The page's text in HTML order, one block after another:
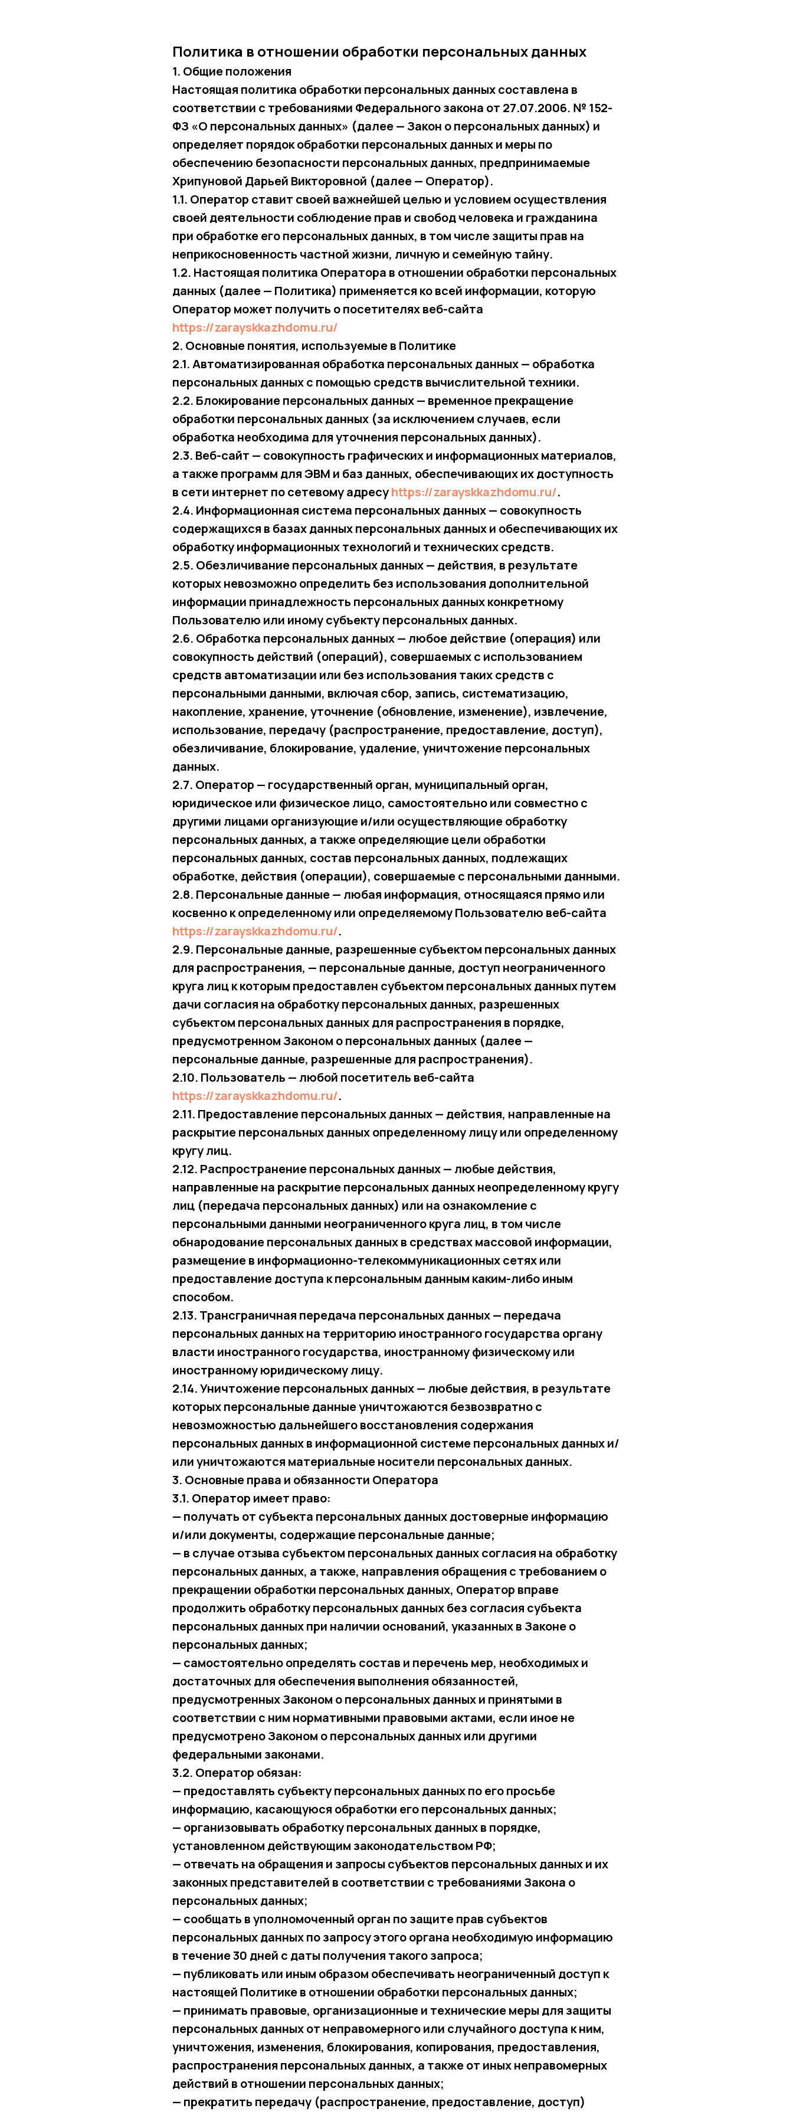
Политика в отношении обработки персональных данных
1. Общие положения
Настоящая политика обработки персональных данных составлена в
соответствии с требованиями Федерального закона от 27.07.2006. № 152-
ФЗ «О персональных данных» (далее — Закон о персональных данных) и
определяет порядок обработки персональных данных и меры по
обеспечению безопасности персональных данных, предпринимаемые
Хрипуновой Дарьей Викторовной (далее — Оператор).
1.1. Оператор ставит своей важнейшей целью и условием осуществления
своей деятельности соблюдение прав и свобод человека и гражданина
при обработке его персональных данных, в том числе защиты прав на
неприкосновенность частной жизни, личную и семейную тайну.
1.2. Настоящая политика Оператора в отношении обработки персональных
данных (далее — Политика) применяется ко всей информации, которую
Оператор может получить о посетителях веб-сайта
https://zarayskkazhdomu.ru/
2. Основные понятия, используемые в Политике
2.1. Автоматизированная обработка персональных данных — обработка
персональных данных с помощью средств вычислительной техники.
2.2. Блокирование персональных данных — временное прекращение
обработки персональных данных (за исключением случаев, если
обработка необходима для уточнения персональных данных).
2.3. Веб-сайт — совокупность графических и информационных материалов,
а также программ для ЭВМ и баз данных, обеспечивающих их доступность
в сети интернет по сетевому адресуhttps://zarayskkazhdomu.ru/.
2.4. Информационная система персональных данных — совокупность
содержащихся в базах данных персональных данных и обеспечивающих их
обработку информационных технологий и технических средств.
2.5. Обезличивание персональных данных — действия, в результате
которых невозможно определить без использования дополнительной
информации принадлежность персональных данных конкретному
Пользователю или иному субъекту персональных данных.
2.6. Обработка персональных данных — любое действие (операция) или
совокупность действий (операций), совершаемых с использованием
средств автоматизации или без использования таких средств с
персональными данными, включая сбор, запись, систематизацию,
накопление, хранение, уточнение (обновление, изменение), извлечение,
использование, передачу (распространение, предоставление, доступ),
обезличивание, блокирование, удаление, уничтожение персональных
данных.
2.7. Оператор — государственный орган, муниципальный орган,
юридическое или физическое лицо, самостоятельно или совместно с
другими лицами организующие и/или осуществляющие обработку
персональных данных, а также определяющие цели обработки
персональных данных, состав персональных данных, подлежащих
обработке, действия (операции), совершаемые с персональными данными.
2.8. Персональные данные — любая информация, относящаяся прямо или
косвенно к определенному или определяемому Пользователю веб-сайта
https://zarayskkazhdomu.ru/.
2.9. Персональные данные, разрешенные субъектом персональных данных
для распространения, — персональные данные, доступ неограниченного
круга лиц к которым предоставлен субъектом персональных данных путем
дачи согласия на обработку персональных данных, разрешенных
субъектом персональных данных для распространения в порядке,
предусмотренном Законом о персональных данных (далее —
персональные данные, разрешенные для распространения).
2.10. Пользователь — любой посетитель веб-сайта
https://zarayskkazhdomu.ru/.
2.11. Предоставление персональных данных — действия, направленные на
раскрытие персональных данных определенному лицу или определенному
кругу лиц.
2.12. Распространение персональных данных — любые действия,
направленные на раскрытие персональных данных неопределенному кругу
лиц (передача персональных данных) или на ознакомление с
персональными данными неограниченного круга лиц, в том числе
обнародование персональных данных в средствах массовой информации,
размещение в информационно-телекоммуникационных сетях или
предоставление доступа к персональным данным каким-либо иным
способом.
2.13. Трансграничная передача персональных данных — передача
персональных данных на территорию иностранного государства органу
власти иностранного государства, иностранному физическому или
иностранному юридическому лицу.
2.14. Уничтожение персональных данных — любые действия, в результате
которых персональные данные уничтожаются безвозвратно с
невозможностью дальнейшего восстановления содержания
персональных данных в информационной системе персональных данных и/
или уничтожаются материальные носители персональных данных.
3. Основные права и обязанности Оператора
3.1. Оператор имеет право:
— получать от субъекта персональных данных достоверные информацию
и/или документы, содержащие персональные данные;
— в случае отзыва субъектом персональных данных согласия на обработку
персональных данных, а также, направления обращения с требованием о
прекращении обработки персональных данных, Оператор вправе
продолжить обработку персональных данных без согласия субъекта
персональных данных при наличии оснований, указанных в Законе о
персональных данных;
— самостоятельно определять состав и перечень мер, необходимых и
достаточных для обеспечения выполнения обязанностей,
предусмотренных Законом о персональных данных и принятыми в
соответствии с ним нормативными правовыми актами, если иное не
предусмотрено Законом о персональных данных или другими
федеральными законами.
3.2. Оператор обязан:
— предоставлять субъекту персональных данных по его просьбе
информацию, касающуюся обработки его персональных данных;
— организовывать обработку персональных данных в порядке,
установленном действующим законодательством РФ;
— отвечать на обращения и запросы субъектов персональных данных и их
законных представителей в соответствии с требованиями Закона о
персональных данных;
— сообщать в уполномоченный орган по защите прав субъектов
персональных данных по запросу этого органа необходимую информацию
в течение 30 дней с даты получения такого запроса;
— публиковать или иным образом обеспечивать неограниченный доступ к
настоящей Политике в отношении обработки персональных данных;
— принимать правовые, организационные и технические меры для защиты
персональных данных от неправомерного или случайного доступа к ним,
уничтожения, изменения, блокирования, копирования, предоставления,
распространения персональных данных, а также от иных неправомерных
действий в отношении персональных данных;
— прекратить передачу (распространение, предоставление, доступ)